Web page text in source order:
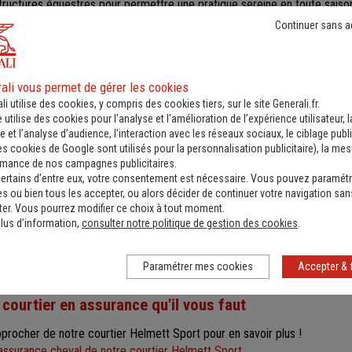
équestres pour permettre une pratique sereine en toute
votre centre équestre
nécessitent la présence d’enseignants diplômés.
Ces
sortie, notamment en extérieur. Informés et aptes à diffuser les
ils sont également chargés de maintenir une distance suffisante entre
d’informer les cavaliers sur les risquesde l’équitation et
les cavaliers doublement protégés
à la Fédération Française d'Équitationdans le cadre d'un
. La licence FFE
l'individuelle accident en action d'équitation. Mais d'autres
Civile Propriétaire Équidé), vétérinaire, Décès & Vol,
en assurance qu'il vous faut
de notre courtier Helmett Sport pour en savoir plus !
vous permet de gérer les cookies
utilise des cookies, y compris des cookies tiers, sur le site Generali.fr.
utilise des cookies pour l’analyse et l'amélioration de l’expérience utilisateur,
et l’analyse d’audience, l’interaction avec les réseaux sociaux, le ciblage
cookies de Google sont utilisés pour la personnalisation publicitaire), la
de nos campagnes publicitaires.
d’entre eux, votre consentement est nécessaire. Vous pouvez
ou bien tous les accepter, ou alors décider de continuer votre navigation
Vous pourrez modifier ce choix à tout moment.
d’information, consulter notre politique de gestion des cookies.
Accepter &
Continuer sans
Paramétrer mes cookies